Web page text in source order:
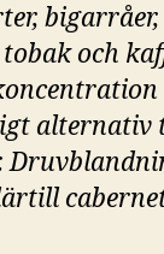
och
alternativ